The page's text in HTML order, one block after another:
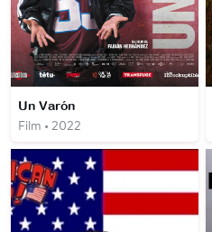
Un Varón
Film • 2022